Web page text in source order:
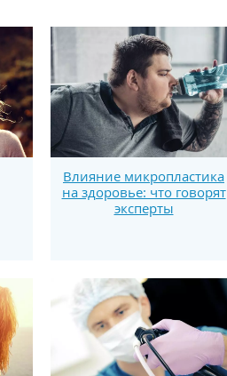
Влияние микропластика
на здоровье: что говорят
эксперты